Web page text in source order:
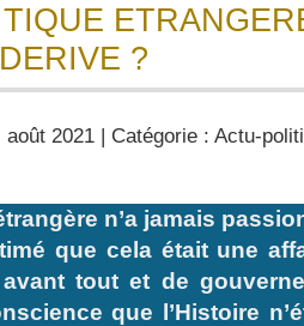
?
août 2021 | Catégorie : Actu-
n’a jamais
que cela était une
tout et de
que l’Histoire